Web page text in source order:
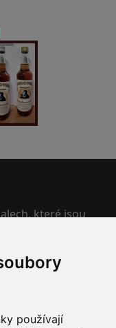
používají
které jsou
kartou pouze